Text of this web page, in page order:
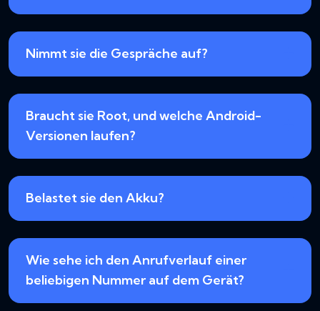
Nimmt sie die Gespräche auf?
Braucht sie Root, und welche Android-
Versionen laufen?
Belastet sie den Akku?
Wie sehe ich den Anrufverlauf einer
beliebigen Nummer auf dem Gerät?